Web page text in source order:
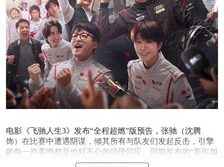
电影《飞驰人生3》发布“全程超燃”版预告，张驰（沈腾
饰）在比赛中遭遇阴谋，倾其所有与队友们发起反击，引擎
的每一声轰鸣都是他对不公的强硬回应。同期发布的“新年加
油”版海报中，漫天红色彩纸烘托出热闹喜气氛围，全员振臂